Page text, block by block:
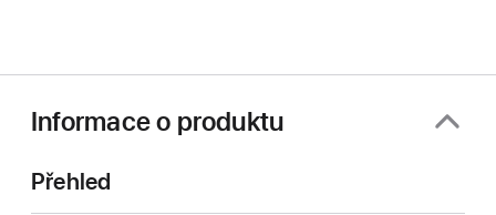
Informace o produktu
Přehled